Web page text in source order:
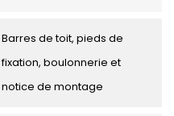
Barres de toit, pieds de
fixation, boulonnerie et
notice de montage